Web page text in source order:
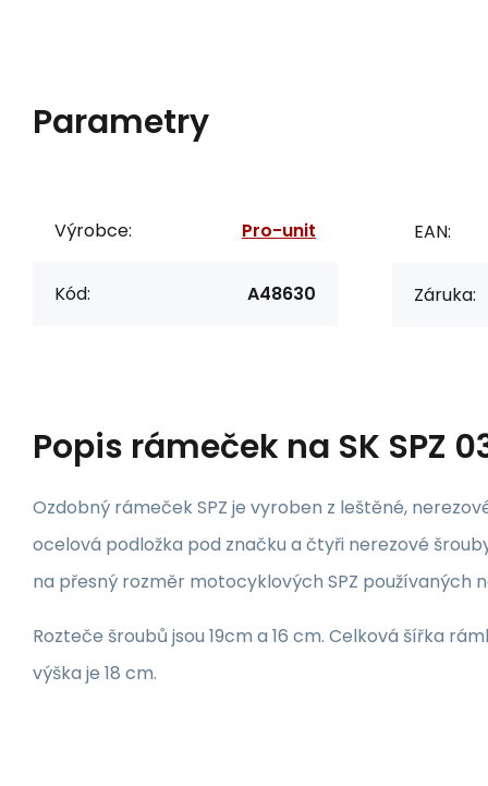
Parametry
Výrobce: Pro-unit
Kód: A48630
EAN:
Záruka:
Popis rámeček na SK SPZ
Ozdobný rámeček SPZ je vyroben z leštěné,
ocelová podložka pod značku a čtyři nerezové
na přesný rozměr motocyklových SPZ používaných
Rozteče šroubů jsou 19cm a 16 cm. Celková šířka
výška je 18 cm.